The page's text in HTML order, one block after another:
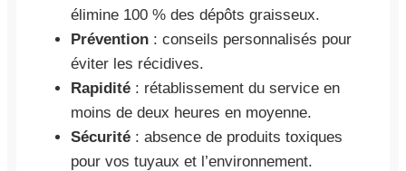
élimine 100 % des dépôts graisseux.
Prévention : conseils personnalisés pour
éviter les récidives.
Rapidité : rétablissement du service en
moins de deux heures en moyenne.
Sécurité : absence de produits toxiques
pour vos tuyaux et l’environnement.